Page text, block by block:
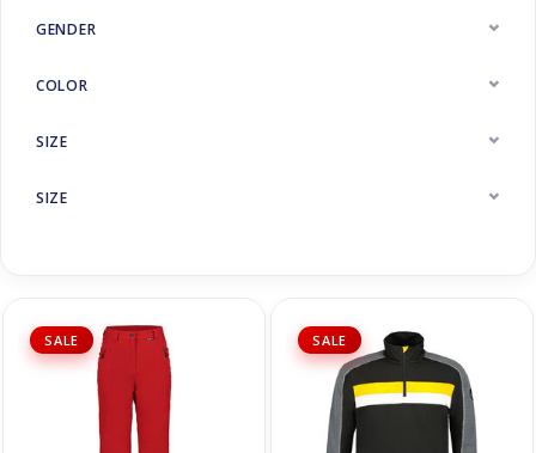
GENDER
COLOR
SIZE
SIZE
SALE SALE